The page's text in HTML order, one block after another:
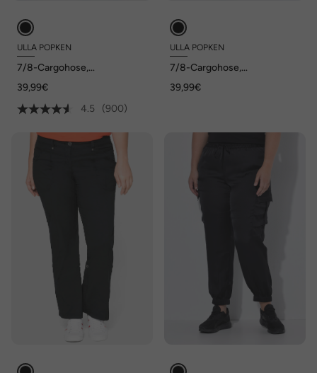
ULLA POPKEN
7/8-Cargohose,
39,99€
4.5
(900)
ULLA POPKEN
7/8-Cargohose,
39,99€